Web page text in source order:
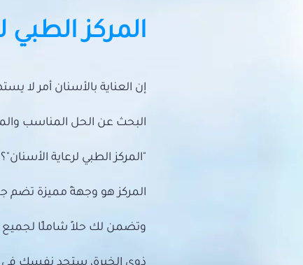
المركز الطبي
إن العناية بالأسنان أمر لا
البحث عن الحل المناسب
"المركز الطبي لرعاية الأسنان"؟
المركز هو وجهةً مميزة تضم
وتضمن لك حلاً شاملًا